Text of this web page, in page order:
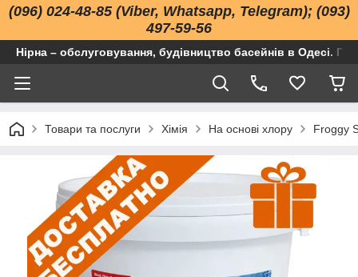
(096) 024-48-85 (Viber, Whatsapp, Telegram); (093)
497-59-56
Нірна – обслуговування, будівництво басейнів в Одесі.
Товари та послуги Хімія На основі хлору Froggy